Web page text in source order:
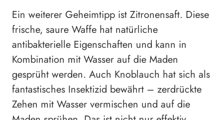
Ein weiterer Geheimtipp ist Zitronensaft. Diese
frische, saure Waffe hat natürliche
antibakterielle Eigenschaften und kann in
Kombination mit Wasser auf die Maden
gesprüht werden. Auch Knoblauch hat sich als
fantastisches Insektizid bewährt – zerdrückte
Zehen mit Wasser vermischen und auf die